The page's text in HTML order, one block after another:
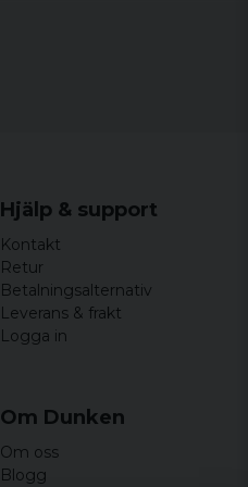
Hjälp & support
Kontakt
Retur
Betalningsalternativ
Leverans & frakt
Logga in
Om Dunken
Om oss
Blogg